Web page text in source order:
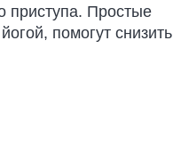
приступа. Простые
помогут снизить